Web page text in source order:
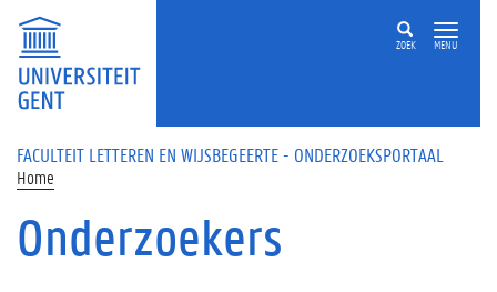
Overslaan en naar de inhoud gaan
ZOEK MENU
FACULTEIT LETTEREN EN WIJSBEGEERTE - ONDERZOEKSPORTAAL
Home
Onderzoekers